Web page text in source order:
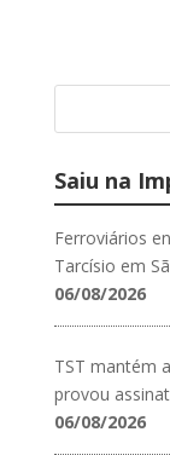
Saiu na
Ferroviários
Tarcísio em
06/08/2026
TST mantém
provou
06/08/2026